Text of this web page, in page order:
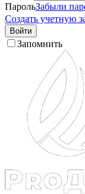
ПарольЗабыли
Создать учетную
Войти
Запомнить